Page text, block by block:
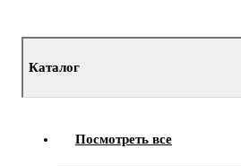
Каталог
Посмотреть все